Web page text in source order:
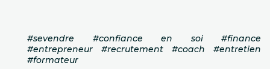
#sevendre #confiance en soi #finance
#entrepreneur #recrutement #coach #entretien
#formateur